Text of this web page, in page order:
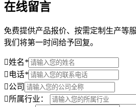
在线留言
免费提供产品报价、按需定制生产等
我们将第一时间给予回复。
姓名*
电话*
公司
所属行业：